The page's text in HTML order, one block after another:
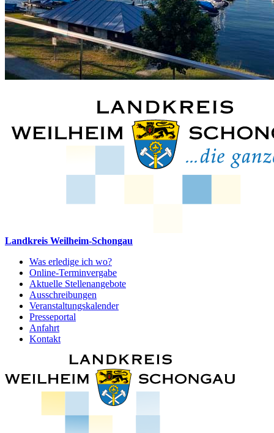
Landkreis Weilheim-Schongau
Was erledige ich wo?
Online-Terminvergabe
Aktuelle Stellenangebote
Ausschreibungen
Veranstaltungskalender
Presseportal
Anfahrt
Kontakt